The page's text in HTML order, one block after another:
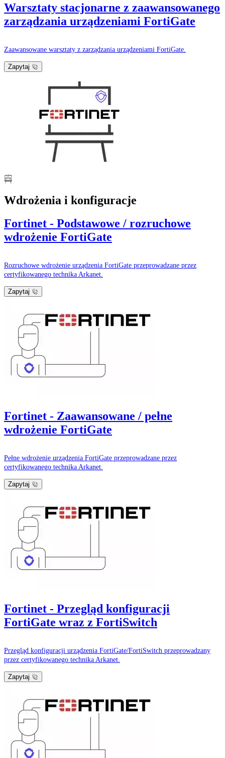
Warsztaty stacjonarne z zaawansowanego
zarządzania urządzeniami FortiGate
Zaawansowane warsztaty z zarządzania urządzeniami FortiGate.
Zapytaj
Wdrożenia i konfiguracje
Fortinet - Podstawowe / rozruchowe
wdrożenie FortiGate
Rozruchowe wdrożenie urządzenia FortiGate przeprowadzane przez
certyfikowanego technika Arkanet.
Zapytaj
Fortinet - Zaawansowane / pełne
wdrożenie FortiGate
Pełne wdrożenie urządzenia FortiGate przeprowadzane przez
certyfikowanego technika Arkanet.
Zapytaj
Fortinet - Przegląd konfiguracji
FortiGate wraz z FortiSwitch
Przegląd konfiguracji urządzenia FortiGate/FortiSwitch przeprowadzany
przez certyfikowanego technika Arkanet.
Zapytaj